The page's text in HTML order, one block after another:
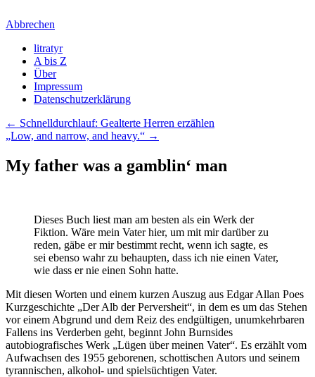
litratyr
Abbrechen
litratyr
A bis Z
Über
Impressum
Datenschutzerklärung
← Schnelldurchlauf: Gealterte Herren erzählen
„Low, and narrow, and heavy.“ →
My father was a gamblin‘ man
Dieses Buch liest man am besten als ein Werk der
Fiktion. Wäre mein Vater hier, um mit mir darüber zu
reden, gäbe er mir bestimmt recht, wenn ich sagte, es
sei ebenso wahr zu behaupten, dass ich nie einen Vater,
wie dass er nie einen Sohn hatte.
Mit diesen Worten und einem kurzen Auszug aus Edgar Allan Poes
Kurzgeschichte „Der Alb der Perversheit“, in dem es um das Stehen
vor einem Abgrund und dem Reiz des endgültigen, unumkehrbaren
Fallens ins Verderben geht, beginnt John Burnsides
autobiografisches Werk „Lügen über meinen Vater“. Es erzählt vom
Aufwachsen des 1955 geborenen, schottischen Autors und seinem
tyrannischen, alkohol- und spielsüchtigen Vater.